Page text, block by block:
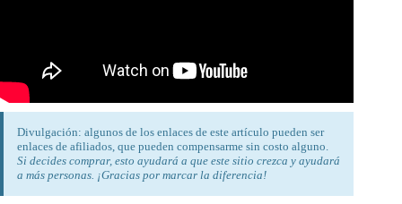
Divulgación: algunos de los enlaces de este artículo pueden ser
enlaces de afiliados, que pueden compensarme sin costo alguno.
Si decides comprar, esto ayudará a que este sitio crezca y ayudará
a más personas. ¡Gracias por marcar la diferencia!